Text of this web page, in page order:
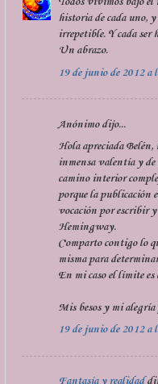
historia de cada uno, y
irrepetible. Y cada ser
Un abrazo.
19 de junio de 2012 a
Anónimo dijo...
Hola apreciada Belén,
inmensa valentía y
camino interior
porque la publicación
vocación por escribir y
Hemingway.
Comparto contigo lo
misma para determinar
En mi caso el límite es
Mis besos y mi
19 de junio de 2012 a
Fantasía y realidad